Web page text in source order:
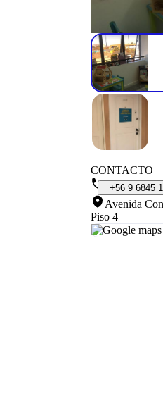
CONTACTO
+56 9 6845
Avenida
Piso 4